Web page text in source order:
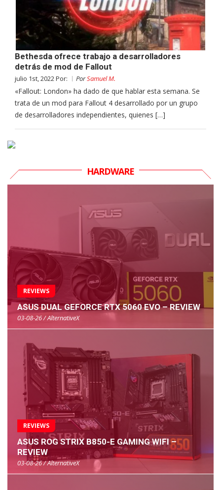
Bethesda ofrece trabajo a desarrolladores
detrás de mod de Fallout
julio 1st, 2022 Por: PorSamuel M.
«Fallout: London» ha dado de que hablar esta semana. Se
trata de un mod para Fallout 4 desarrollado por un grupo
de desarrolladores independientes, quienes […]
HARDWARE
REVIEWS
ASUS DUAL GEFORCE RTX 5060 EVO – REVIEW
03-08-26 / AlternativeX
REVIEWS
ASUS ROG STRIX B850-E GAMING WIFI –
REVIEW
03-08-26 / AlternativeX